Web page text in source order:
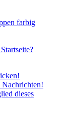
farbig
Nachrichten!
dieses